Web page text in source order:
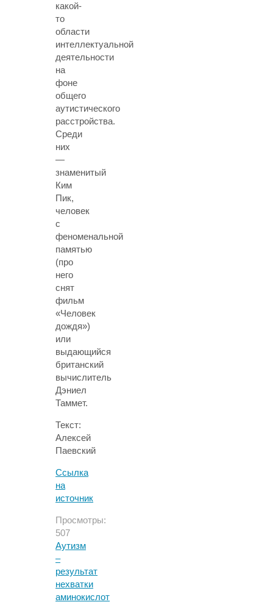
какой-
то
области
интеллектуальной
деятельности
на
фоне
общего
аутистического
расстройства.
Среди
них
—
знаменитый
Ким
Пик,
человек
с
феноменальной
памятью
(про
него
снят
фильм
«Человек
дождя»)
или
выдающийся
британский
вычислитель
Дэниел
Таммет.
Текст:
Алексей
Паевский
Ссылка
на
источник
Просмотры:
507
Аутизм
–
результат
нехватки
аминокислот